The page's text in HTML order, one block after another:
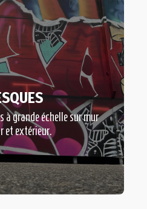
à grande échelle sur mur
et extérieur.